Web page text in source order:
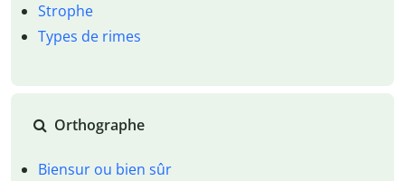
Strophe
Types de rimes
Orthographe
Biensur ou bien sûr